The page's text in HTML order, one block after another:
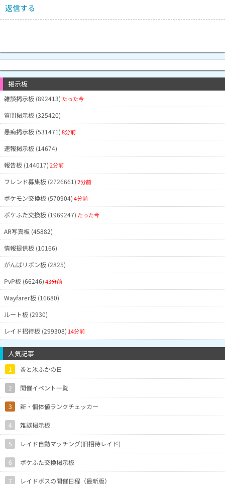
返信する
掲示板
雑談掲示板 (892413) たった今
質問掲示板 (325420)
愚痴掲示板 (531471)8分前
速報掲示板 (14674)
報告板 (144017)2分前
フレンド募集板 (2726661)2分前
ポケモン交換板 (570904)4分前
ポケふた交換板 (1969247) たった今
AR写真板 (45882)
情報提供板 (10166)
がんばリボン板 (2825)
PvP板 (66246)43分前
Wayfarer板 (16680)
ルート板 (2930)
レイド招待板 (299308) 14分前
人気記事
1 炎と氷ふかの日
2 開催イベント一覧
3 新・個体値ランクチェッカー
4 雑談掲示板
5 レイド自動マッチング(旧招待レイド)
6 ポケふた交換掲示板
7 レイドボスの開催日程（最新版）